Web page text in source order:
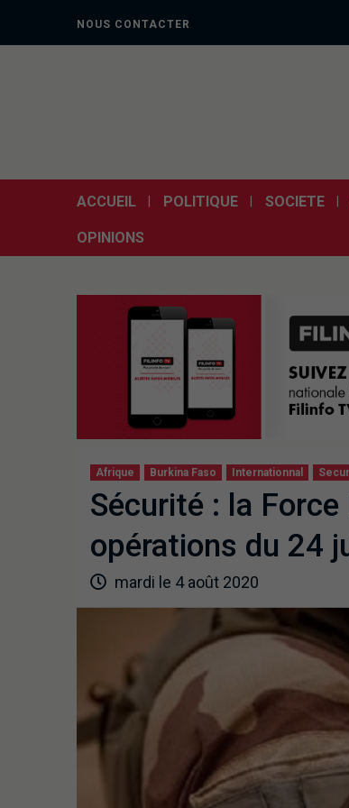
NOUS CONTACTER
ACCUEIL POLITIQUE SOCIETE
OPINIONS
Afrique Burkina Faso Internationnal
Sécurité : la
opérations du 24
mardi le 4 août 2020